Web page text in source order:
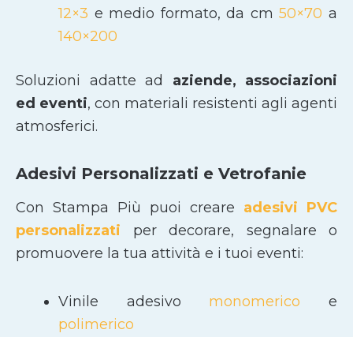
12×3 e medio formato, da cm50×70 a
140×200
Soluzioni adatte ad aziende, associazioni
ed eventi, con materiali resistenti agli agenti
atmosferici.
Adesivi Personalizzati e Vetrofanie
Con Stampa Più puoi creare adesivi PVC
personalizzati per decorare, segnalare o
promuovere la tua attività e i tuoi eventi:
Vinile adesivo monomerico e
polimerico